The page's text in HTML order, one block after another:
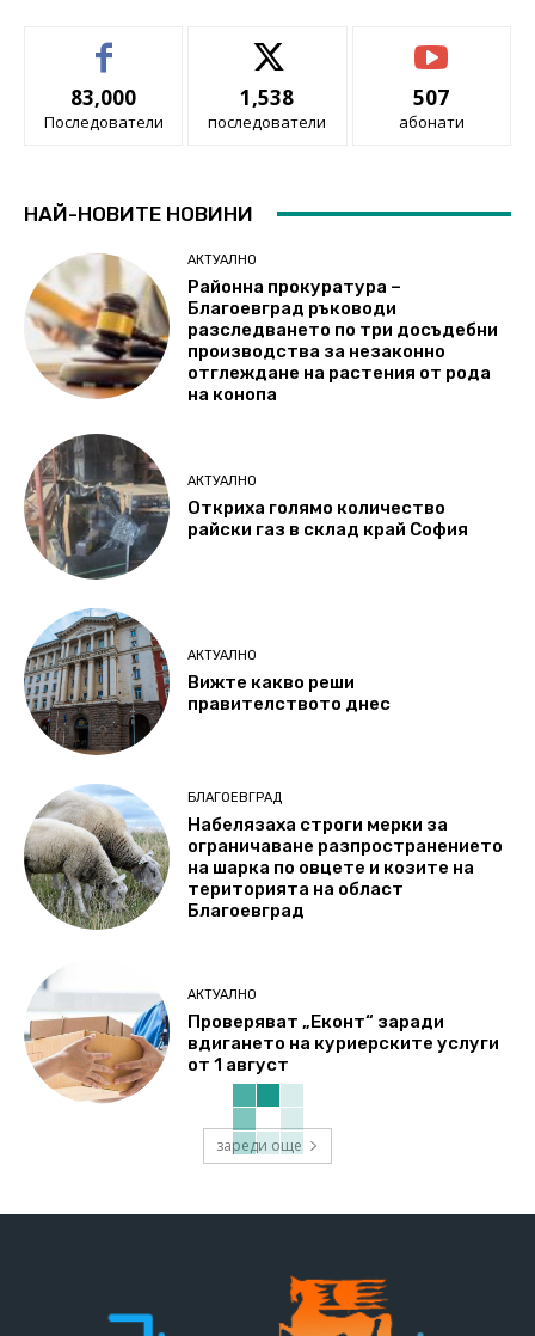
83,000
Последователи
1,538
последователи
507
абонати
НАЙ-НОВИТЕ НОВИНИ
АКТУАЛНО
Районна прокуратура –
Благоевград ръководи
разследването по три досъдебни
производства за незаконно
отглеждане на растения от рода
на конопа
АКТУАЛНО
Откриха голямо количество
райски газ в склад край София
АКТУАЛНО
Вижте какво реши
правителството днес
БЛАГОЕВГРАД
Набелязаха строги мерки за
ограничаване разпространението
на шарка по овцете и козите на
територията на област
Благоевград
АКТУАЛНО
Проверяват „Еконт“ заради
вдигането на куриерските услуги
от 1 август
зареди още